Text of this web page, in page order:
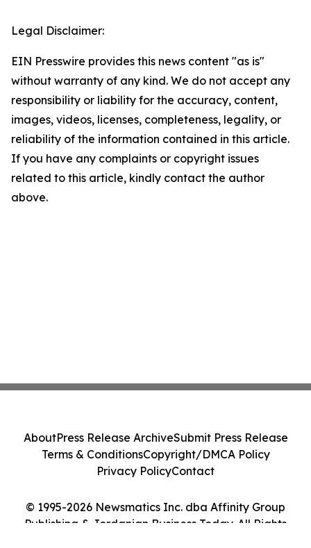
Legal Disclaimer:
EIN Presswire provides this news content "as is"
without warranty of any kind. We do not accept any
responsibility or liability for the accuracy, content,
images, videos, licenses, completeness, legality, or
reliability of the information contained in this article.
If you have any complaints or copyright issues
related to this article, kindly contact the author
above.
© 1995-2026 Newsmatics Inc. dba Affinity Group
Publishing & Jordanian Business Today. All Rights
AboutPress Release ArchiveSubmit Press Release
Terms & ConditionsCopyright/DMCA Policy
Privacy PolicyContact